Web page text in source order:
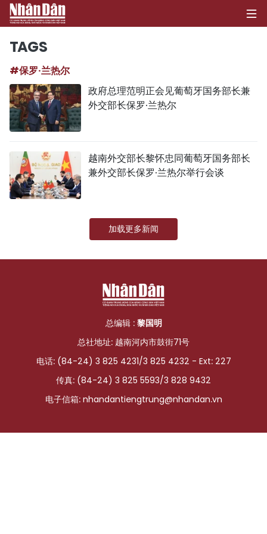
政治
社会
文化
国际
旅游
友谊桥梁
史海
多功能媒体
TAGS
#保罗·兰热尔
政府总理范明正会见葡萄牙国务部长兼
外交部长保罗·兰热尔
越南外交部长黎怀忠同葡萄牙国务部长
兼外交部长保罗·兰热尔举行会谈
加载更多新闻
总编辑 : 黎国明
总社地址: 越南河内市鼓街71号
电话: (84-24) 3 825 4231/3 825 4232 - Ext: 227
传真: (84-24) 3 825 5593/3 828 9432
电子信箱: nhandantiengtrung@nhandan.vn